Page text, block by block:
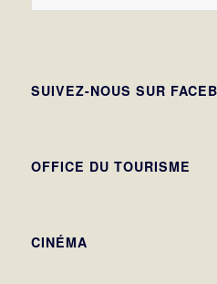
SUIVEZ-NOUS SUR
OFFICE DU TOURISME
CINÉMA